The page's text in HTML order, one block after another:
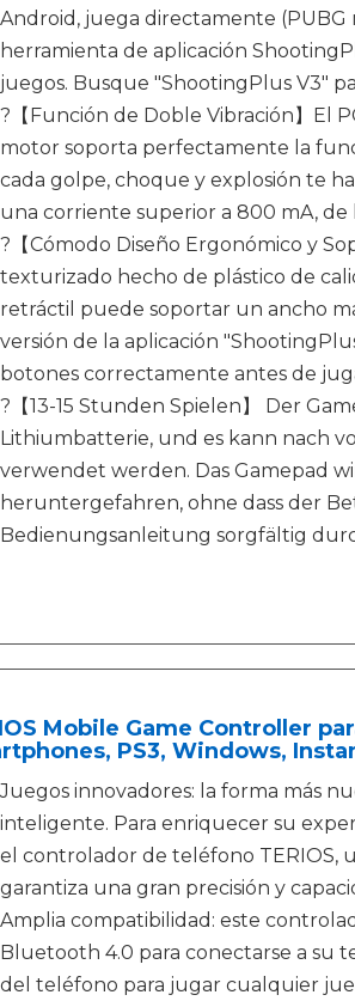
Android, juega directamente (PUBG
herramienta de aplicación
juegos. Busque "ShootingPlus V3"
?【Función de Doble Vibración】El
motor soporta perfectamente la
cada golpe, choque y explosión te
una corriente superior a 800 mA,
?【Cómodo Diseño Ergonómico y
texturizado hecho de plástico de
retráctil puede soportar un ancho
versión de la aplicación
botones correctamente antes de
?【13-15 Stunden Spielen】 Der
Lithiumbatterie, und es kann nach
verwendet werden. Das Gamepad
heruntergefahren, ohne dass der
Bedienungsanleitung sorgfältig
Mobile Game Controller
PS3, Windows,
Juegos innovadores: la forma más
inteligente. Para enriquecer su
el controlador de teléfono TERIOS,
garantiza una gran precisión y
Amplia compatibilidad: este
Bluetooth 4.0 para conectarse a su
del teléfono para jugar cualquier